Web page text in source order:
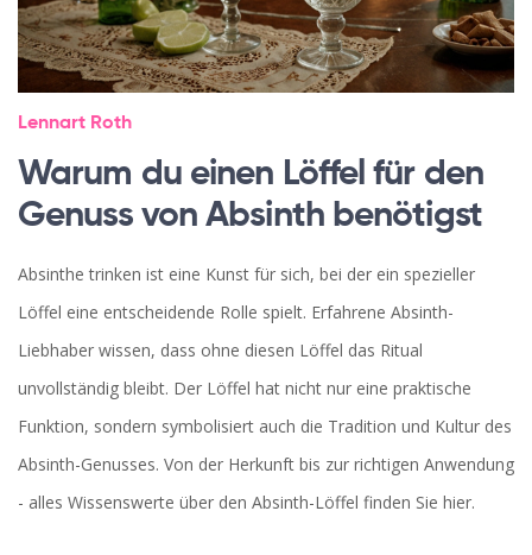
Lennart Roth
Warum du einen Löffel für den
Genuss von Absinth benötigst
Absinthe trinken ist eine Kunst für sich, bei der ein spezieller
Löffel eine entscheidende Rolle spielt. Erfahrene Absinth-
Liebhaber wissen, dass ohne diesen Löffel das Ritual
unvollständig bleibt. Der Löffel hat nicht nur eine praktische
Funktion, sondern symbolisiert auch die Tradition und Kultur des
Absinth-Genusses. Von der Herkunft bis zur richtigen Anwendung
- alles Wissenswerte über den Absinth-Löffel finden Sie hier.